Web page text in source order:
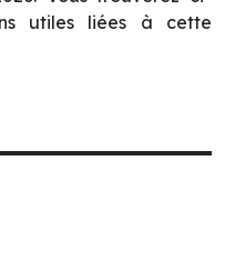
utiles liées à cette